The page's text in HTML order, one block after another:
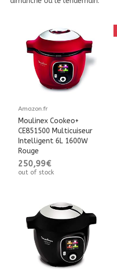
Amazon.fr
Moulinex Cookeo+
CE851500 Multicuiseur
Intelligent 6L 1600W
Rouge
250,99€
out of stock